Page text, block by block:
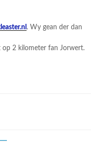
. Wy gean der dan
2 kilometer fan Jorwert.